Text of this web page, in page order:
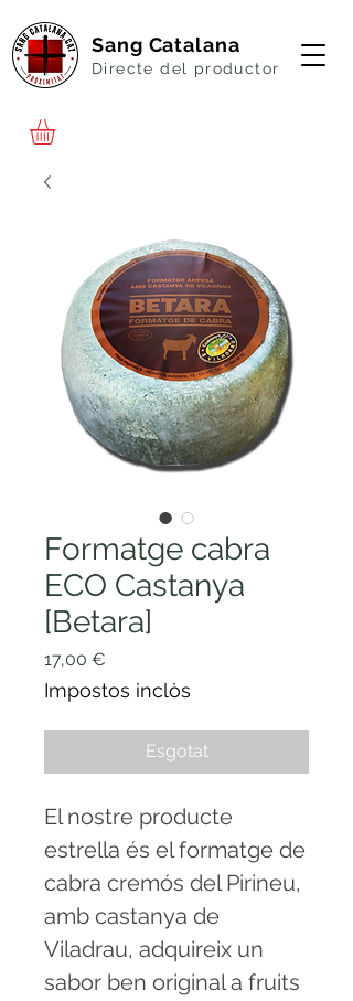
Sang Catalana
Directe del productor
Formatge cabra
ECO Castanya
[Betara]
17,00 €
Impostos inclòs
Esgotat
El nostre producte
estrella és el formatge de
cabra cremós del Pirineu,
amb castanya de
Viladrau, adquireix un
sabor ben original a fruits